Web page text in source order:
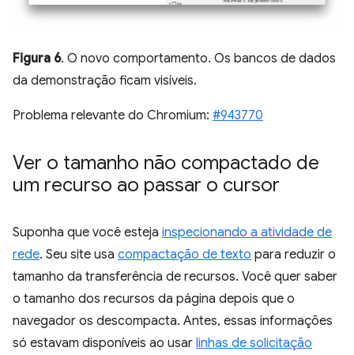
Figura 6. O novo comportamento. Os bancos de dados
da demonstração ficam visíveis.
Problema relevante do Chromium: #943770
Ver o tamanho não compactado de
um recurso ao passar o cursor
Suponha que você esteja inspecionando a atividade de
rede. Seu site usa compactação de texto para reduzir o
tamanho da transferência de recursos. Você quer saber
o tamanho dos recursos da página depois que o
navegador os descompacta. Antes, essas informações
só estavam disponíveis ao usar linhas de solicitação